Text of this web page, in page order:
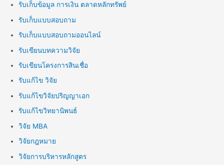
รับเก็บข้อมูล การเงิน ตลาดหลักทรัพย์
รับเก็บแบบสอบถาม
รับเก็บแบบสอบถามออนไลน์
รับเขียนบทความวิจัย
รับเขียนโครงการสินเชื่อ
รับแก้ไข วิจัย
รับแก้ไขวิจัยปริญญาเอก
รับแก้ไขวิทยานิพนธ์
วิจัย MBA
วิจัยกฎหมาย
วิจัยการบริหารหลักสูตร